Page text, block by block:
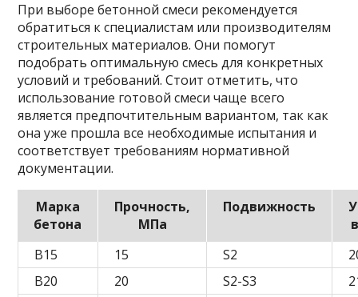
При выборе бетонной смеси рекомендуется
обратиться к специалистам или производителям
строительных материалов. Они помогут
подобрать оптимальную смесь для конкретных
условий и требований. Стоит отметить, что
использование готовой смеси чаще всего
является предпочтительным вариантом, так как
она уже прошла все необходимые испытания и
соответствует требованиям нормативной
документации.
Марка
бетона
Прочность,
МПа
Подвижность
B15
15 S2
B20
20 S2-S3